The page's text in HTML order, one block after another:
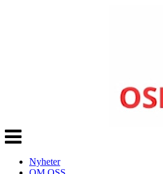
Veksle
navigasjon
Nyheter